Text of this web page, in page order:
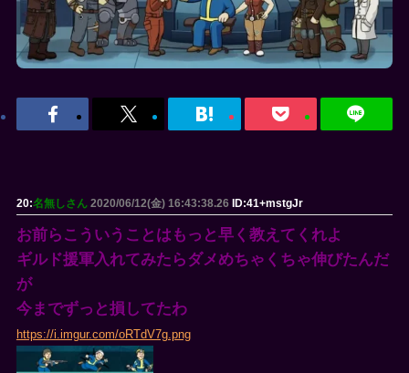
20:名無しさん 2020/06/12(金) 16:43:38.26 ID:41+mstgJr
お前らこういうことはもっと早く教えてくれよ
ギルド援軍入れてみたらダメめちゃくちゃ伸びたんだ
が
今までずっと損してたわ
https://i.imgur.com/oRTdV7g.png